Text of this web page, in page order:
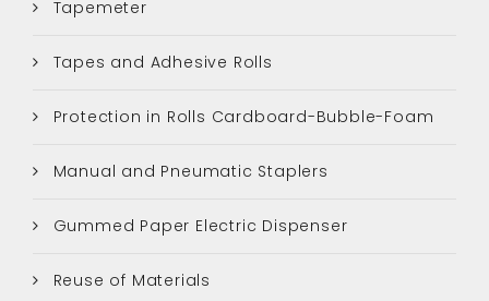
Tapemeter
Tapes and Adhesive Rolls
Protection in Rolls Cardboard-Bubble-Foam
Manual and Pneumatic Staplers
Gummed Paper Electric Dispenser
Reuse of Materials